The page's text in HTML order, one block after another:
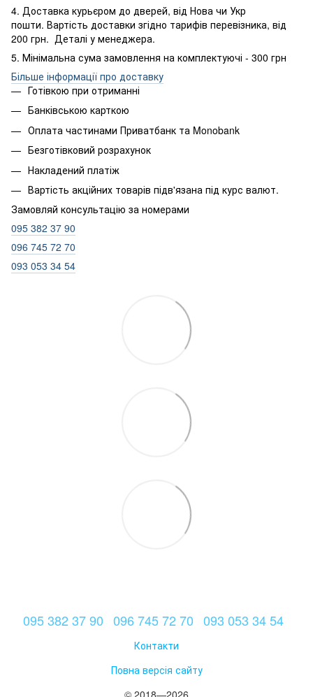
4. Доставка курьєром до дверей, від Нова чи Укр
пошти. Вартість доставки згідно тарифів перевізника, від
200 грн. Деталі у менеджера.
5. Мінімальна сума замовлення на комплектуючі - 300 грн
Більше інформації про доставку
Готівкою при отриманні
Банківською карткою
Оплата частинами Приватбанк та Monobank
Безготівковий розрахунок
Накладений платіж
Вартість акційних товарів підв'язана під курс валют.
Замовляй консультацію за номерами
095 382 37 90
096 745 72 70
093 053 34 54
095 382 37 90 096 745 72 70 093 053 34 54
Контакти
Повна версія сайту
© 2018—2026